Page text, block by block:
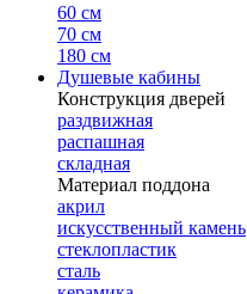
60 см
70 см
180 см
Душевые кабины
Конструкция дверей
раздвижная
распашная
складная
Материал поддона
акрил
искусственный камень
стеклопластик
сталь